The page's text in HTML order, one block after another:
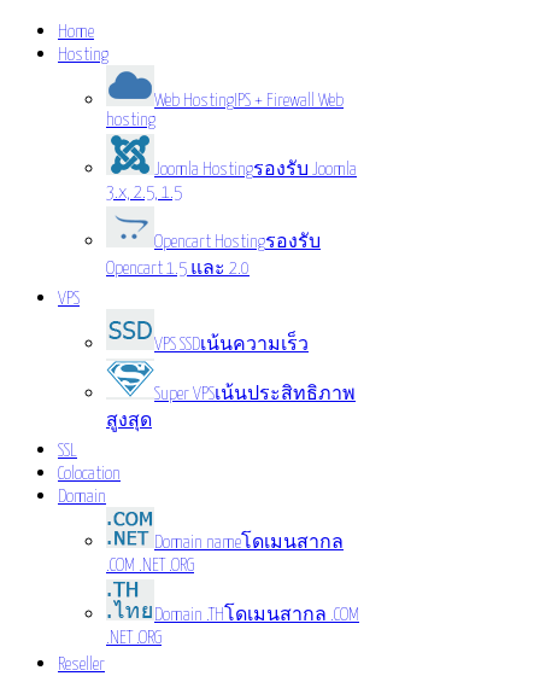
Home
Hosting
Web Hosting IPS + Firewall Web
hosting
Joomla Hostingรองรับ Joomla
3.x, 2.5, 1.5
Opencart Hostingรองรับ
Opencart 1.5 และ 2.0
VPS
VPS SSDเน้นความเร็ว
Super VPSเน้นประสิทธิภาพ
สูงสุด
SSL
Colocation
Domain
Domain name โดเมนสากล
.COM .NET .ORG
Domain .TH โดเมนสากล .COM
.NET .ORG
Reseller